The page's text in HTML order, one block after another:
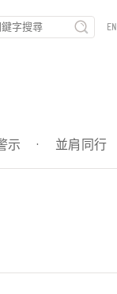
示 · 並肩同行